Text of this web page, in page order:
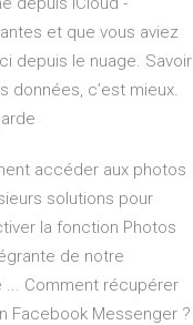
et que vous aviez
depuis le nuage. Savoir
données, c’est mieux.
accéder aux photos
solutions pour
la fonction Photos
de notre
... Comment récupérer
Facebook Messenger ?